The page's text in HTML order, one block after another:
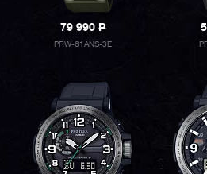
79 990P
PRW-61ANS-3E